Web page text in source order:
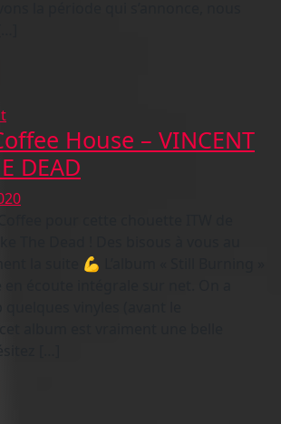
la période qui s’annonce, nous
on La Voûte
House – VINCENT
DEAD
pour cette chouette ITW de
The Dead ! Des bisous à vous au
la suite 💪 L’album « Still Burning »
écoute intégrale sur net. On a
vinyles (avant le
album est vraiment une belle
[…]